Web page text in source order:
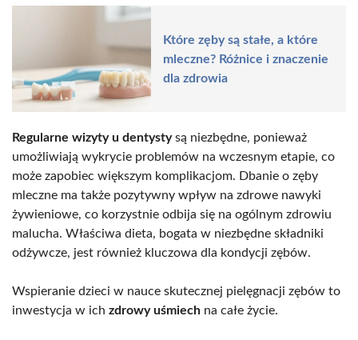
Które zęby są stałe, a które
mleczne? Różnice i znaczenie
dla zdrowia
Regularne wizyty u dentystysą niezbędne, ponieważ
umożliwiają wykrycie problemów na wczesnym etapie, co
może zapobiec większym komplikacjom. Dbanie o zęby
mleczne ma także pozytywny wpływ na zdrowe nawyki
żywieniowe, co korzystnie odbija się na ogólnym zdrowiu
malucha. Właściwa dieta, bogata w niezbędne składniki
odżywcze, jest również kluczowa dla kondycji zębów.
Wspieranie dzieci w nauce skutecznej pielęgnacji zębów to
inwestycja w ich zdrowy uśmiech na całe życie.